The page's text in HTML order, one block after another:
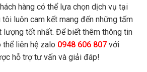
hàng có thể lựa chọn dịch vụ tại
tôi luôn cam kết mang đến những tấm
lượng tốt nhất. Để biết thêm thông tin
thể liên hệ zalo 0948 606 807 với
hỗ trợ tư vấn và giải đáp!